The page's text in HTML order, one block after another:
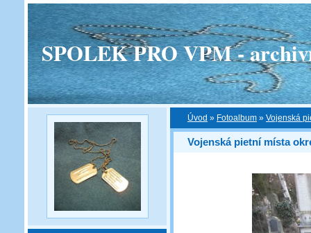
SPOLEK PRO VPM -
Úvod » Fotoalbum » Vojenská
Vojenská pietní místa